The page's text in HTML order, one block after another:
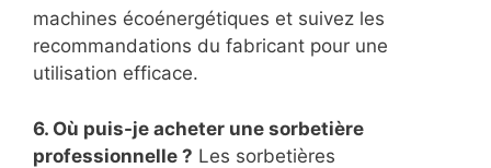
machines écoénergétiques et suivez les
recommandations du fabricant pour une
utilisation efficace.
6. Où puis-je acheter une sorbetière
professionnelle ? Les sorbetières